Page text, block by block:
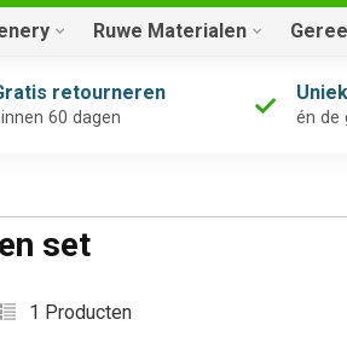
Ruwe Materialen
retourneren
60 dagen én de
set
1 Producten